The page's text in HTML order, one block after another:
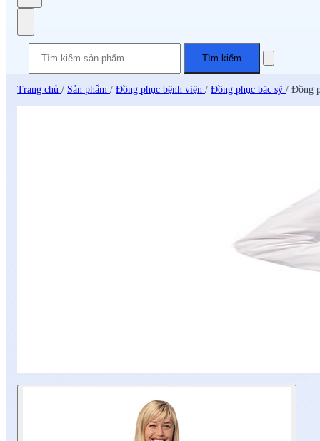
Tìm kiếm
Trang chủ / Sản phẩm / Đồng phục bệnh viện / Đồng phục bác sỹ / Đồng